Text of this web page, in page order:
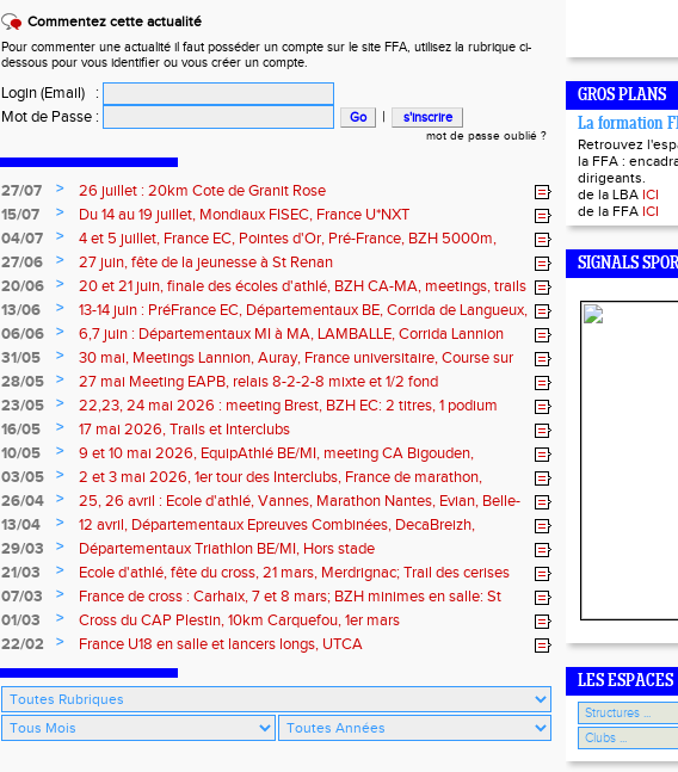
Commentez cette actualité
Pour commenter une actualité il faut posséder un compte sur le site FFA, utilisez la rubrique ci-
dessous pour vous identifier ou vous créer un compte.
Login (Email)
:
Mot de Passe : |
mot de passe oublié ?
27/07 >
26 juillet : 20km Cote de Granit Rose
15/07
>
Du 14 au 19 juillet, Mondiaux FISEC, France U*NXT
04/07
>
4 et 5 juillet, France EC, Pointes d'Or, Pré-France, BZH 5000m,
Meetings Fougères, Quimper, St Renan
27/06 >
27 juin, fête de la jeunesse à St Renan
20/06
>
20 et 21 juin, finale des écoles d'athlé, BZH CA-MA, meetings, trails
13/06
>
13-14 juin : PréFrance EC, Départementaux BE, Corrida de Langueux,
meeting Pacé, meeting Landerneau
06/06 >
6,7 juin : Départementaux MI à MA, LAMBALLE, Corrida Lannion
31/05
>
30 mai, Meetings Lannion, Auray, France universitaire, Course sur
route, Trails
28/05 >
27 mai Meeting EAPB, relais 8-2-2-8 mixte et 1/2 fond
23/05
>
22,23, 24 mai 2026 : meeting Brest, BZH EC: 2 titres, 1 podium
16/05
>
17 mai 2026, Trails et Interclubs
10/05
>
9 et 10 mai 2026, EquipAthlé BE/MI, meeting CA Bigouden,
marathon de la Loire
03/05 >
2 et 3 mai 2026, 1er tour des Interclubs, France de marathon,
traversée de la Baie
26/04 >
25, 26 avril : Ecole d'athlé, Vannes, Marathon Nantes, Evian, Belle-
Isle
13/04 >
12 avril, Départementaux Epreuves Combinées, DecaBreizh,
marathon de Paris
29/03 >
Départementaux Triathlon BE/MI, Hors stade
21/03
>
Ecole d'athlé, fête du cross, 21 mars, Merdrignac; Trail des cerises
07/03
>
France de cross : Carhaix, 7 et 8 mars; BZH minimes en salle: St
Brieuc, 7 mars
01/03 >
Cross du CAP Plestin, 10km Carquefou, 1er mars
22/02
> France U18 en salle et lancers longs, UTCA
GROS PLANS
La formation
Retrouvez
la FFA :
dirigeants.
de la LBA ICI
de la FFA ICI
SIGNALS
LES ESPACES